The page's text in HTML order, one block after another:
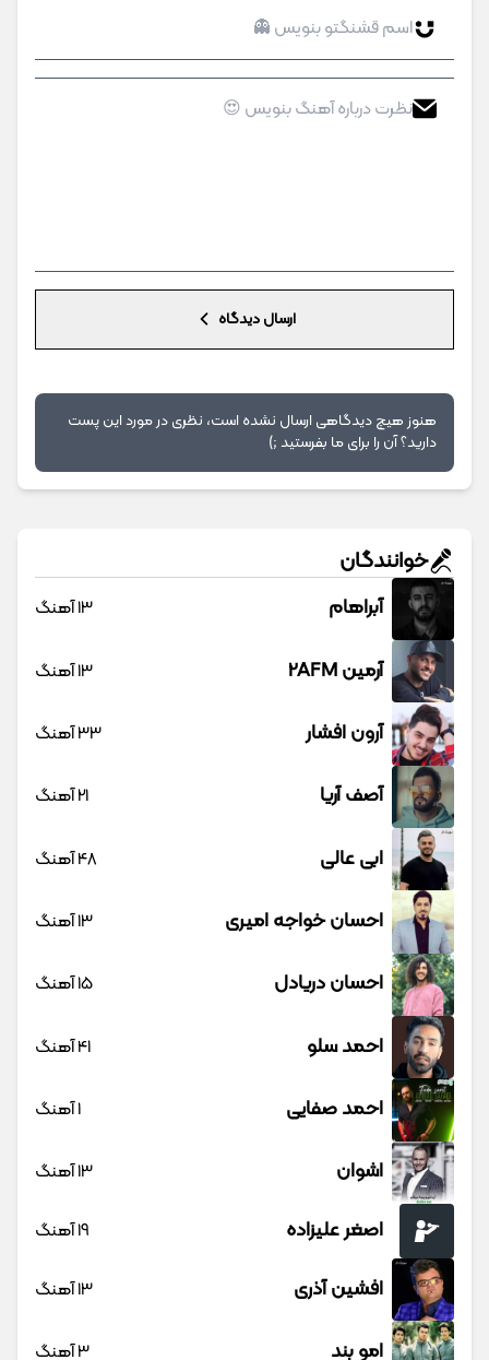
ارسال دیدگاه
هنوز هیچ دیدگاهی ارسال نشده است، نظری در مورد این پست
دارید؟ آن را برای ما بفرستید ;)
خوانندگان
آبراهام 13 آهنگ
آرمین 2AFM 13 آهنگ
آرون افشار 33 آهنگ
آصف آریا 21 آهنگ
ابی عالی 48 آهنگ
احسان خواجه امیری 13 آهنگ
احسان دریادل 15 آهنگ
احمد سلو 41 آهنگ
احمد صفایی 1 آهنگ
اشوان 13 آهنگ
اصغر علیزاده 19 آهنگ
افشین آذری 13 آهنگ
امو بند 3 آهنگ